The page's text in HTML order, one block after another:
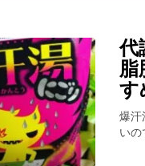
代
脂
す
爆汗
いの